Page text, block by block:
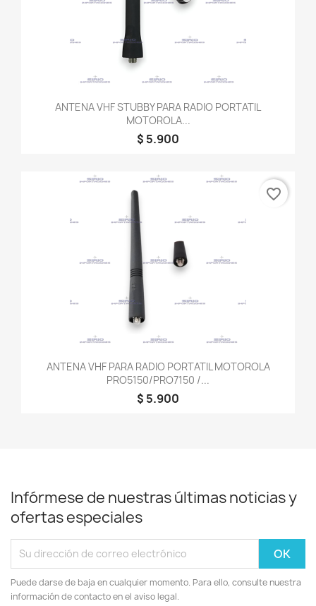
ANTENA VHF STUBBY PARA RADIO PORTATIL
MOTOROLA...
$ 5.900
ANTENA VHF PARA RADIO PORTATIL MOTOROLA
PRO5150/PRO7150 /...
$ 5.900
favorite_border
Infórmese de nuestras últimas noticias y
ofertas especiales
Puede darse de baja en cualquier momento. Para ello, consulte nuestra
información de contacto en el aviso legal.